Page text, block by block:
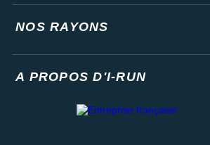
NOS RAYONS
A PROPOS D'I-RUN